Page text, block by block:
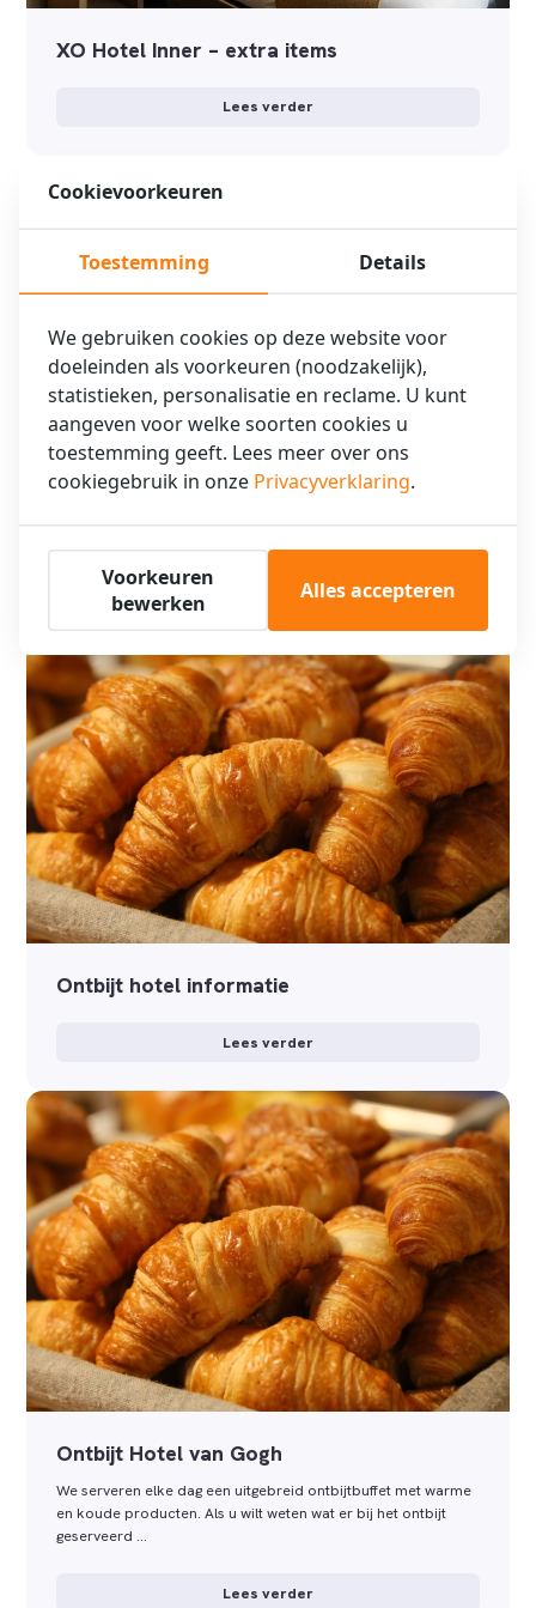
XO Hotel Inner – extra items
Lees verder
Restaurant/Bar Hotel Artemis
Ontbijt hotel informatie
Lees verder
Ontbijt Hotel van Gogh
We serveren elke dag een uitgebreid ontbijtbuffet met warme
en koude producten. Als u wilt weten wat er bij het ontbijt
geserveerd …
Lees verder
Cookievoorkeuren
Toestemming Details
We gebruiken cookies op deze website voor
doeleinden als voorkeuren (noodzakelijk),
statistieken, personalisatie en reclame. U kunt
aangeven voor welke soorten cookies u
toestemming geeft. Lees meer over ons
cookiegebruik in onze Privacyverklaring.
Voorkeuren
bewerken
Alles accepteren